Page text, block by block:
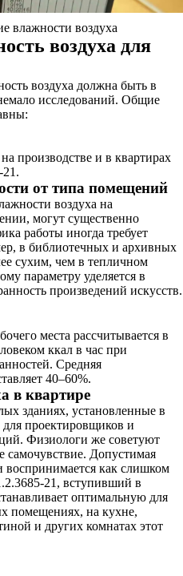
влажности воздуха
воздуха для
воздуха должна быть в
исследований. Общие
производстве и в квартирах
от типа помещений
воздуха на
могут существенно
работы иногда требует
в библиотечных и архивных
сухим, чем в тепличном
параметру уделяется в
произведений искусств.
места рассчитывается в
ккал в час при
Средняя
40–60%.
в квартире
зданиях, установленные в
проектировщиков и
Физиологи же советуют
самочувствие. Допустимая
как слишком
21, вступивший в
оптимальную для
помещениях, на кухне,
и других комнатах этот